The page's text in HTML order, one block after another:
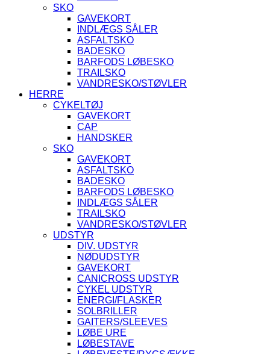
SKO
GAVEKORT
INDLÆGS SÅLER
ASFALTSKO
BADESKO
BARFODS LØBESKO
TRAILSKO
VANDRESKO/STØVLER
HERRE
CYKELTØJ
GAVEKORT
CAP
HANDSKER
SKO
GAVEKORT
ASFALTSKO
BADESKO
BARFODS LØBESKO
INDLÆGS SÅLER
TRAILSKO
VANDRESKO/STØVLER
UDSTYR
DIV. UDSTYR
NØDUDSTYR
GAVEKORT
CANICROSS UDSTYR
CYKEL UDSTYR
ENERGI/FLASKER
SOLBRILLER
GAITERS/SLEEVES
LØBE URE
LØBESTAVE